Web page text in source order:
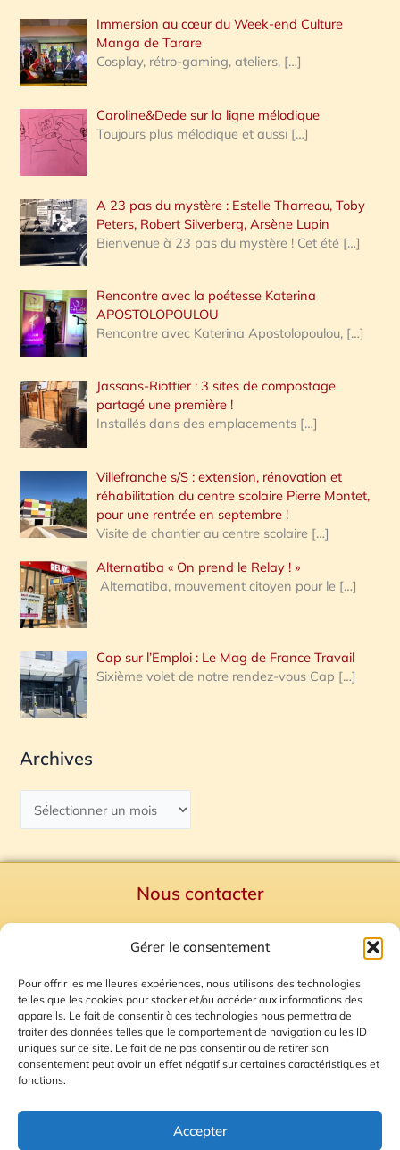
Gérer le consentement
Pour offrir les meilleures expériences, nous utilisons des technologies
telles que les cookies pour stocker et/ou accéder aux informations des
appareils. Le fait de consentir à ces technologies nous permettra de
traiter des données telles que le comportement de navigation ou les ID
uniques sur ce site. Le fait de ne pas consentir ou de retirer son
consentement peut avoir un effet négatif sur certaines caractéristiques et
fonctions.
Accepter
:
Immersion au cœur du Week-end Culture
Manga de Tarare
Cosplay, rétro-gaming, ateliers, […]
Caroline&Dede sur la ligne mélodique
Toujours plus mélodique et aussi […]
A 23 pas du mystère : Estelle Tharreau, Toby
Peters, Robert Silverberg, Arsène Lupin
Bienvenue à 23 pas du mystère ! Cet été […]
Rencontre avec la poétesse Katerina
APOSTOLOPOULOU
Rencontre avec Katerina Apostolopoulou, […]
Jassans-Riottier : 3 sites de compostage
partagé une première !
Installés dans des emplacements […]
Villefranche s/S : extension, rénovation et
réhabilitation du centre scolaire Pierre Montet,
pour une rentrée en septembre !
Visite de chantier au centre scolaire […]
Alternatiba « On prend le Relay ! »
Alternatiba, mouvement citoyen pour le […]
Cap sur l’Emploi : Le Mag de France Travail
Sixième volet de notre rendez-vous Cap […]
Archives
Nous contacter
Mentions Légales
Plan du site
Gestion des Cookies